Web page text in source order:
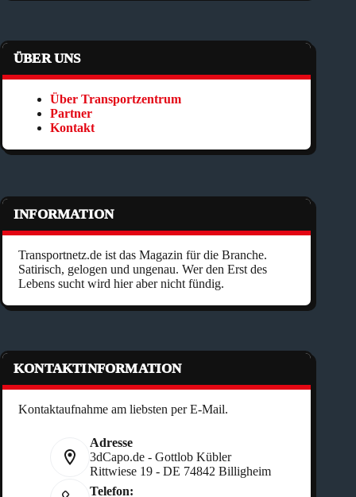
ÜBER UNS
Über Transportzentrum
Partner
Kontakt
INFORMATION
Transportnetz.de ist das Magazin für die Branche.
Satirisch, gelogen und ungenau. Wer den Erst des
Lebens sucht wird hier aber nicht fündig.
KONTAKTINFORMATION
Kontaktaufnahme am liebsten per E-Mail.
Adresse
3dCapo.de - Gottlob Kübler
Rittwiese 19 - DE 74842 Billigheim
Telefon: